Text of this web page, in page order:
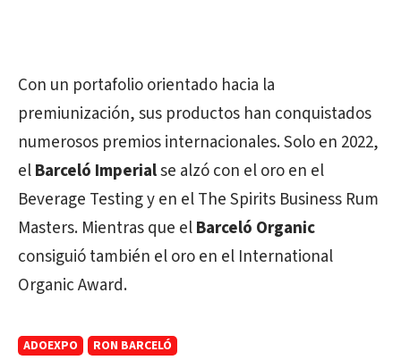
Con un portafolio orientado hacia la
premiunización, sus productos han conquistados
numerosos premios internacionales. Solo en 2022,
elBarceló Imperialse alzó con el oro en el
Beverage Testing y en el The Spirits Business Rum
Masters. Mientras que elBarceló Organic
consiguió también el oro en el International
Organic Award.
ADOEXPO RON BARCELÓ